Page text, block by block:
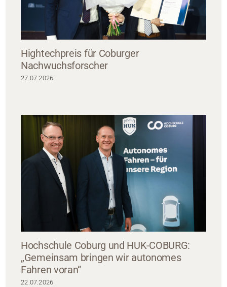
Hightechpreis für Coburger
Nachwuchsforscher
27.07.2026
Hochschule Coburg und HUK-COBURG:
„Gemeinsam bringen wir autonomes
Fahren voran“
22.07.2026